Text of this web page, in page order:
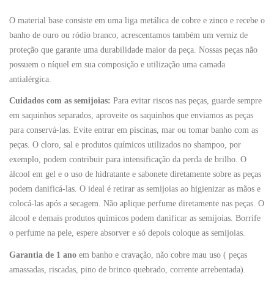
O material base consiste em uma liga metálica de cobre e zinco e recebe o
banho de ouro ou ródio branco, acrescentamos também um verniz de
proteção que garante uma durabilidade maior da peça. Nossas peças não
possuem o níquel em sua composição e utilização uma camada
antialérgica.
Cuidados com as semijoias: Para evitar riscos nas peças, guarde sempre
em saquinhos separados, aproveite os saquinhos que enviamos as peças
para conservá-las. Evite entrar em piscinas, mar ou tomar banho com as
peças. O cloro, sal e produtos químicos utilizados no shampoo, por
exemplo, podem contribuir para intensificação da perda de brilho. O
álcool em gel e o uso de hidratante e sabonete diretamente sobre as peças
podem danificá-las. O ideal é retirar as semijoias ao higienizar as mãos e
colocá-las após a secagem. Não aplique perfume diretamente nas peças. O
álcool e demais produtos químicos podem danificar as semijoias. Borrife
o perfume na pele, espere absorver e só depois coloque as semijoias.
Garantia de 1 ano em banho e cravação, não cobre mau uso ( peças
amassadas, riscadas, pino de brinco quebrado, corrente arrebentada).